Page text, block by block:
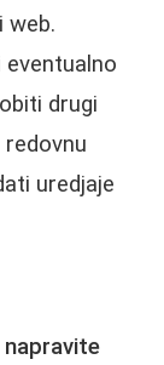
web.
eventualno
drugi
uredjaje
napravite